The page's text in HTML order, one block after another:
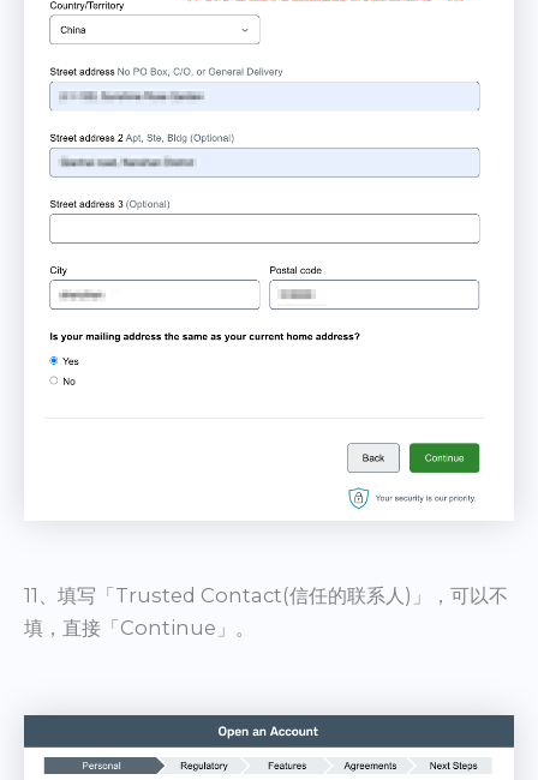
11、填写「Trusted Contact(信任的联系人)」，可以不
填，直接「Continue」。